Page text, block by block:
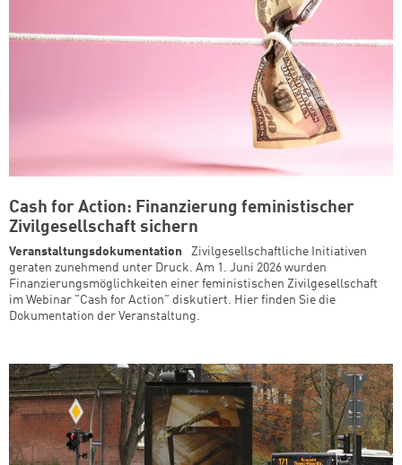
Cash for Action: Finanzierung feministischer
Zivilgesellschaft sichern
Veranstaltungsdokumentation
Zivilgesellschaftliche Initiativen
geraten zunehmend unter Druck. Am 1. Juni 2026 wurden
Finanzierungsmöglichkeiten einer feministischen Zivilgesellschaft
im Webinar "Cash for Action" diskutiert. Hier finden Sie die
Dokumentation der Veranstaltung.